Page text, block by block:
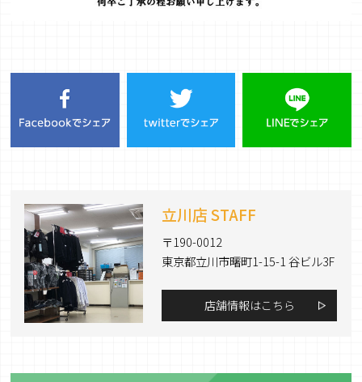
立川店 STAFF
〒190-0012
東京都立川市曙町1-15-1 谷ビル3F
店舗情報はこちら